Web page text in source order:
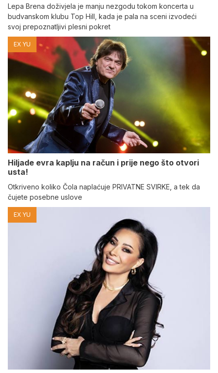
Lepa Brena doživjela je manju nezgodu tokom koncerta u
budvanskom klubu Top Hill, kada je pala na sceni izvodeći
svoj prepoznatljivi plesni pokret
EX YU
Hiljade evra kaplju na račun i prije nego što otvori
usta!
Otkriveno koliko Čola naplaćuje PRIVATNE SVIRKE, a tek da
čujete posebne uslove
EX YU